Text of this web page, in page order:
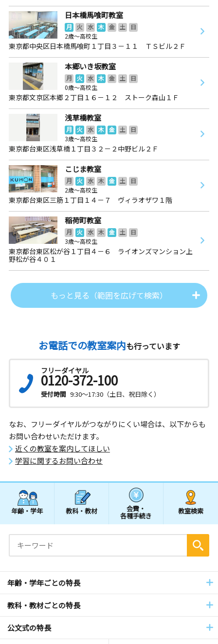
日本橋馬喰町教室
月 火 水 木 金 土
日
2歳～高校生
東京都中央区日本橋馬喰町１丁目３－１１ ＴＳビル２Ｆ
本郷いき坂教室
月 火 水 木 金 土
日
0歳～高校生
東京都文京区本郷２丁目１６－１２ ストーク森山１Ｆ
浅草橋教室
月 火 水 木 金 土
日
3歳～高校生
東京都台東区浅草橋１丁目３２－２中野ビル２Ｆ
こじま教室
月 火 水 木 金 土
日
2歳～高校生
東京都台東区三筋１丁目１４－７ ヴィラオザワ１階
稲荷町教室
月 火 水 木 金 土
日
3歳～高校生
東京都台東区松が谷１丁目４－６ ライオンズマンション上
野松が谷４０１
もっと見る（範囲を広げて検索）
お電話での教室案内も行っています
フリーダイヤル
0120-372-100
受付時間 9:30～17:30（土日、祝日除く）
なお、フリーダイヤルがつながりにくい場合は、以下からも
お問い合わせいただけます。
近くの教室を案内してほしい
学習に関するお問い合わせ
年齢・学年 教科・教材 会費・
各種手続き
教室検索
年齢・学年ごとの特長
教科・教材ごとの特長
公文式の特長